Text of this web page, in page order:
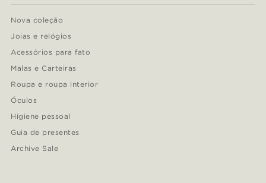
Nova coleção
Joias e relógios
Acessórios para fato
Malas e Carteiras
Roupa e roupa interior
Óculos
Higiene pessoal
Guia de presentes
Archive Sale